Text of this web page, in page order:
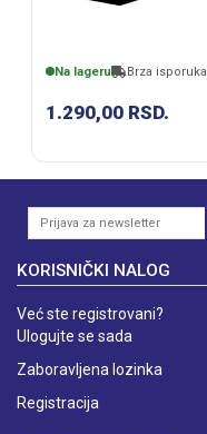
Na lageru Brza isporuka
1.290,00 RSD.
KORISNIČKI NALOG
Već ste registrovani?
Ulogujte se sada
Zaboravljena lozinka
Registracija